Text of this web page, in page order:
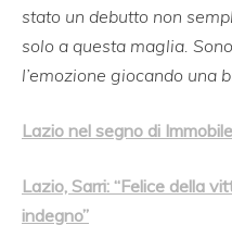
stato un debutto non
solo a questa maglia.
l’emozione giocando una
Lazio nel segno di
Lazio, Sarri: “Felice della
indegno”